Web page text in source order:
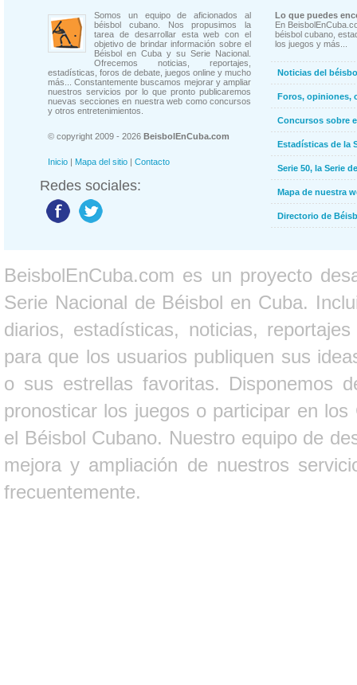
Somos un equipo de aficionados al
béisbol cubano. Nos propusimos la
tarea de desarrollar esta web con el
objetivo de brindar información sobre el
Béisbol en Cuba y su Serie Nacional.
Ofrecemos noticias, reportajes,
estadísticas, foros de debate, juegos online y mucho
más... Constantemente buscamos mejorar y ampliar
nuestros servicios por lo que pronto publicaremos
nuevas secciones en nuestra web como concursos
y otros entretenimientos.
© copyright 2009 - 2026 BeisbolEnCuba.com
Inicio | Mapa del sitio | Contacto
Redes sociales:
Lo que puedes
En
béisbol cubano,
los juegos y más...
Noticias del
Foros, opiniones,
Concursos sobre
Estadísticas de la
Serie 50, la Serie
Mapa de nuestra
Directorio de
BeisbolEnCuba.com es un proyecto
Serie Nacional de Béisbol en Cuba.
diarios, estadísticas, noticias,
para que los usuarios publiquen sus
o sus estrellas favoritas. Disponemos
pronosticar los juegos o participar en
el Béisbol Cubano. Nuestro equipo de
mejora y ampliación de nuestros
frecuentemente.